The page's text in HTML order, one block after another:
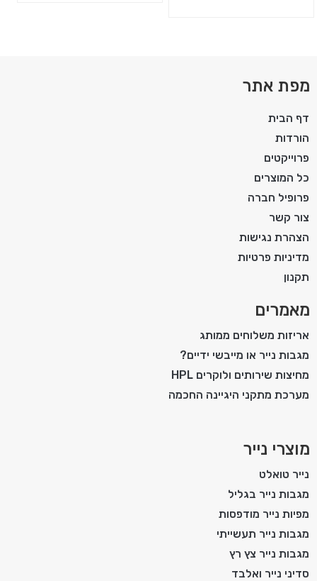
מפת אתר
דף הבית
הורדות
פרוייקטים
כל המוצרים
פרופיל חברה
צור קשר
הצהרת נגישות
מדיניות פרטיות
תקנון
מאמרים
אריזות משלוחים ממותג
מגבות נייר או מייבשי ידיים?
מחיצות שירותים ולוקרים HPL
מערכת מתקני היגיינה החכמה
מוצרי נייר
נייר טואלט
מגבות נייר בגליל
מפיות נייר מודפסות
מגבות נייר תעשייתי
מגבות נייר צץ רץ
סדיני נייר ואלבד